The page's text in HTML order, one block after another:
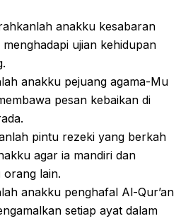
anakku kesabaran
ujian kehidupan
anakku pejuang agama-Mu
pesan kebaikan di
pintu rezeki yang berkah
agar ia mandiri dan
orang lain.
anakku penghafal Al-Qur’an
setiap ayat dalam